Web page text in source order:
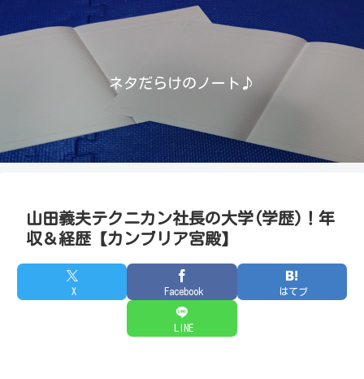
ネタだらけのノート♪
山田義夫テクニカン社長の大学(学歴)！年
収＆経歴【カンブリア宮殿】
X Facebook はてブ
LINE